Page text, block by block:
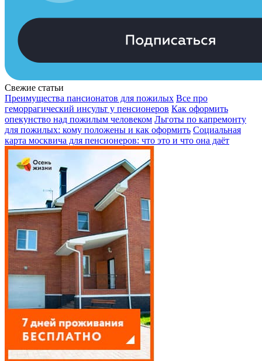
Свежие статьи
Преимущества пансионатов для пожилых Все про
геморрагический инсульт у пенсионеров Как оформить
опекунство над пожилым человеком Льготы по капремонту
для пожилых: кому положены и как оформить Социальная
карта москвича для пенсионеров: что это и что она даёт